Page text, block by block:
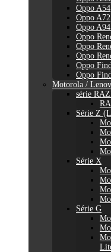
Oppo A54
Oppo A72
Oppo
Oppo
Oppo
Oppo
Oppo
Oppo
Motorola /
série
Série Z
Série X
Série G